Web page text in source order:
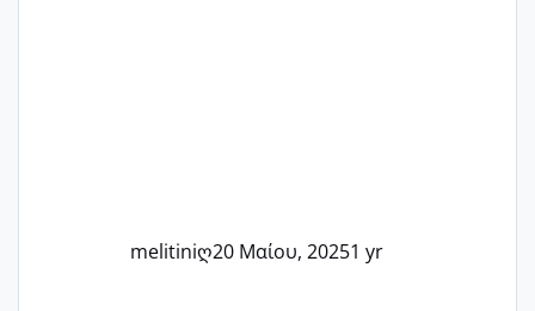
melitiniღ20 Μαίου, 20251 yr